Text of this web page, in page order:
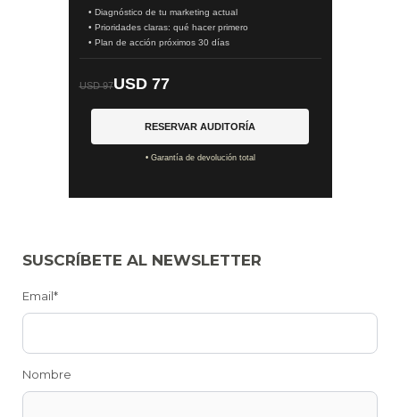
• Diagnóstico de tu marketing actual
• Prioridades claras: qué hacer primero
• Plan de acción próximos 30 días
USD 97USD 77
RESERVAR AUDITORÍA
• Garantía de devolución total
SUSCRÍBETE AL NEWSLETTER
Email*
Nombre